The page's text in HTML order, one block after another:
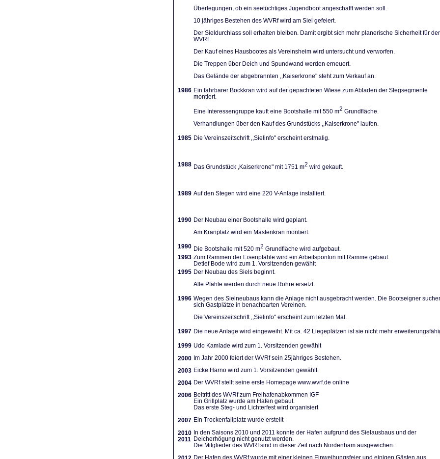
Überlegungen, ob ein see­tüchtiges Jugendboot ange­schafft werden soll.
10 jähriges Bestehen des WVRf wird am Siel gefeiert.
Der Sieldurchlass soll erhal­ten bleiben. Damit ergibt sich mehr planerische Sicherheit für
WVRf.
Der Kauf eines Hausbootes als Vereinsheim wird unter­sucht und verworfen.
Die Treppen über Deich und Spundwand werden erneuert.
Das Gelände der abgebrann­ten ,,Kaiserkrone" steht zum Verkauf an.
1986 Ein fahrbarer Bockkran wird auf der gepachteten Wiese zum Abladen der Stegsegmente
montiert.
Eine Interessengruppe kauft eine Bootshalle mit 550 m2 Grundfläche.
Verhandlungen über den Kauf des Grundstücks ,,Kaiser­krone" laufen.
1985 Die Vereinszeitschrift ,,Sielinfo" erscheint erstmalig.
1988 Das Grundstück ,Kaiserkro­ne" mit 1751 m2 wird gekauft.
1989 Auf den Stegen wird eine 220 V-Anlage installiert.
1990 Der Neubau einer Bootshalle wird geplant.
Am Kranplatz wird ein Ma­stenkran montiert.
1990 Die Bootshalle mit 520 m2 Grundfläche wird aufgebaut.
1993 Zum Rammen der Eisenpfäh­le wird ein Arbeitsponton mit Ramme gebaut.
Detlef Bode wird zum 1. Vorsitzenden gewählt
1995 Der Neubau des Siels be­ginnt.
Alle Pfähle werden durch neue Rohre ersetzt.
1996 Wegen des Sielneubaus kann die Anlage nicht ausgebracht werden. Die Bootseigner
sich Gastplätze in be­nachbarten Vereinen.
Die Vereinszeitschrift ,,Sielinfo" erscheint zum letzten Mal.
1997 Die neue Anlage wird einge­weiht. Mit ca. 42 Liegeplätzen ist sie nicht mehr
1999
2000
2003
2004
2006
2007
2010
2011
Udo Kamlade wird zum 1. Vorsitzenden gewählt
Im Jahr 2000 feiert der WVRf sein 25jähriges Bestehen.
Eicke Harno wird zum 1. Vorsitzenden gewählt.
Der WVRf stellt seine erste Homepage www.wvrf.de online
Beitritt des WVRf zum Freihafenabkommen IGF
Ein Grillplatz wurde am Hafen gebaut.
Das erste Steg- und Lichterfest wird organisiert
Ein Trockenfallplatz wurde erstellt
In den Saisons 2010 und 2011 konnte der Hafen aufgrund des Sielausbaus und der
Deicherhögung nicht genutzt werden.
Die Mitglieder des WVRf sind in dieser Zeit nach Nordenham ausgewichen.
Der Hafen des WVRf wurde mit einer kleinen Einweihungsfeier und einigen Gästen aus